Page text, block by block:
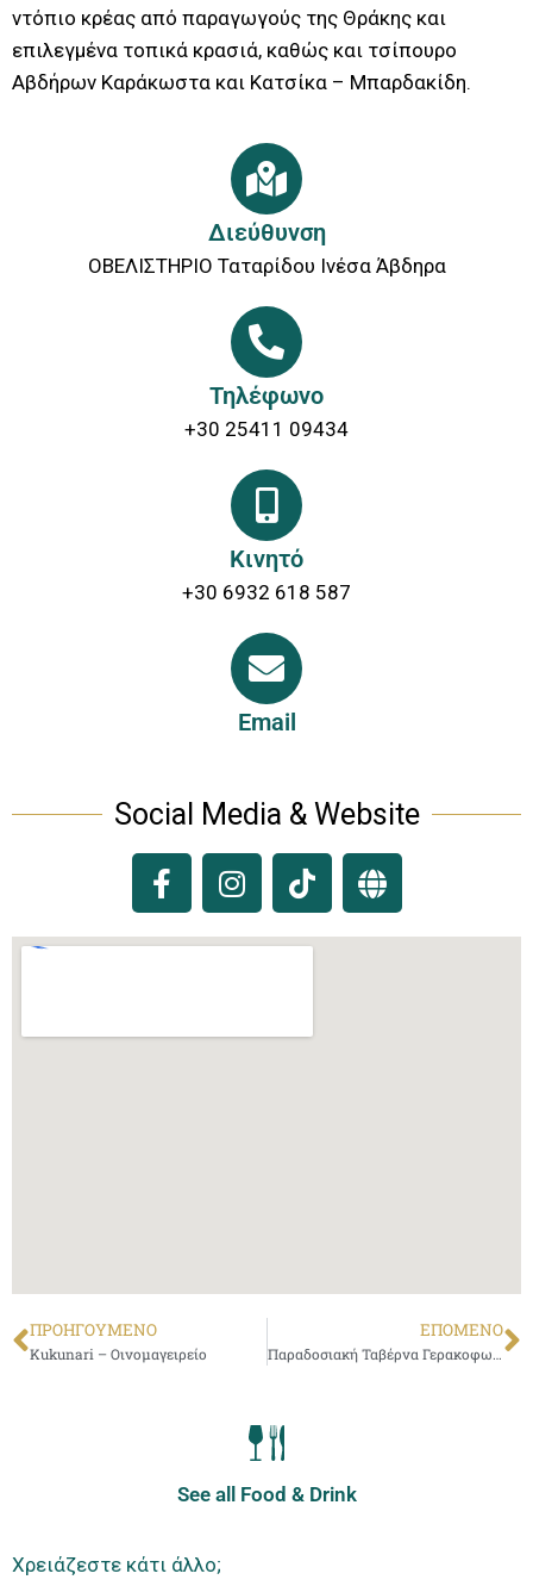
ντόπιο κρέας από παραγωγούς της Θράκης και
επιλεγμένα τοπικά κρασιά, καθώς και τσίπουρο
Αβδήρων Καράκωστα και Κατσίκα – Μπαρδακίδη.
Διεύθυνση
ΟΒΕΛΙΣΤΗΡΙΟ Ταταρίδου Ινέσα Άβδηρα
Τηλέφωνο
+30 25411 09434
Κινητό
+30 6932 618 587
Email
Social Media & Website
ΠΡΟΗΓΟΎΜΕΝΟ
Kukunari – Οινομαγειρείο
ΕΠΌΜΕΝΟ
Παραδοσιακή Ταβέρνα Γερακοφωλιά
See all Food & Drink
Χρειάζεστε κάτι άλλο;